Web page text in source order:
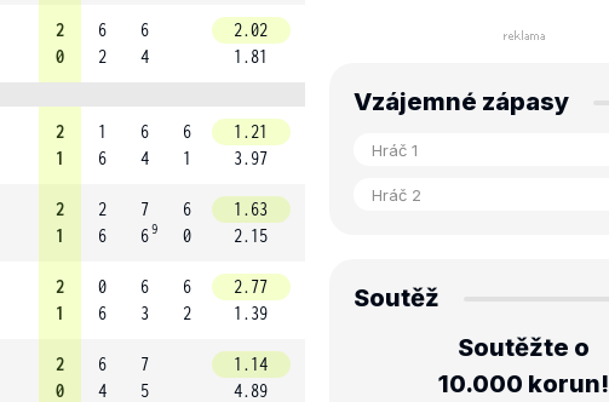
2
0
6
2
6
4
2.02
1.81
2
1
1
6
6
4
6
1
1.21
3.97
2
1
2
6
7
69
6
0
1.63
2.15
2
1
0
6
6
3
6
2
2.77
1.39
2
0
6
4
7
5
1.14
4.89
Vzájemné zápasy
Soutěž
Soutěžte o
10.000 korun!